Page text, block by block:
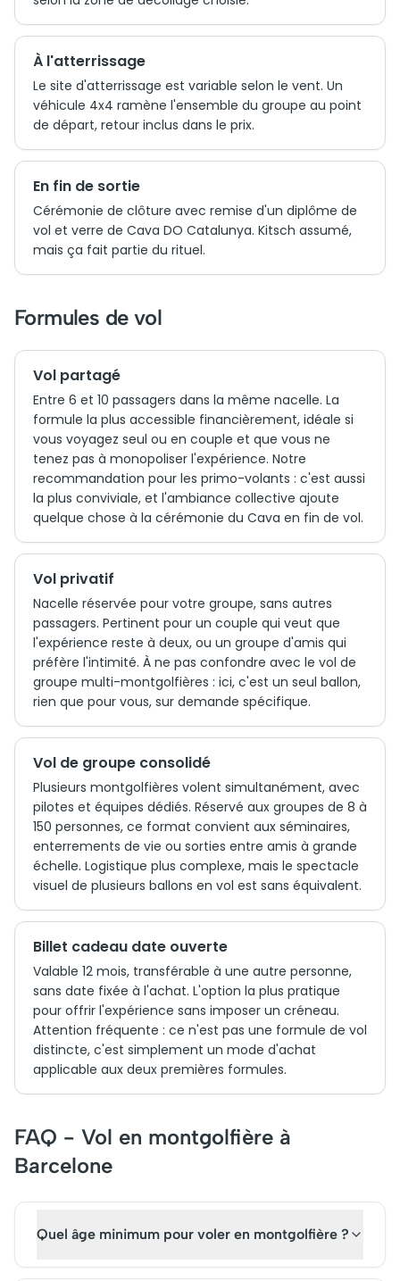
À l'atterrissage
Le site d'atterrissage est variable selon le vent. Un
véhicule 4x4 ramène l'ensemble du groupe au point
de départ, retour inclus dans le prix.
En fin de sortie
Cérémonie de clôture avec remise d'un diplôme de
vol et verre de Cava DO Catalunya. Kitsch assumé,
mais ça fait partie du rituel.
Formules de vol
Vol partagé
Entre 6 et 10 passagers dans la même nacelle. La
formule la plus accessible financièrement, idéale si
vous voyagez seul ou en couple et que vous ne
tenez pas à monopoliser l'expérience. Notre
recommandation pour les primo-volants : c'est aussi
la plus conviviale, et l'ambiance collective ajoute
quelque chose à la cérémonie du Cava en fin de vol.
Vol privatif
Nacelle réservée pour votre groupe, sans autres
passagers. Pertinent pour un couple qui veut que
l'expérience reste à deux, ou un groupe d'amis qui
préfère l'intimité. À ne pas confondre avec le vol de
groupe multi-montgolfières : ici, c'est un seul ballon,
rien que pour vous, sur demande spécifique.
Vol de groupe consolidé
Plusieurs montgolfières volent simultanément, avec
pilotes et équipes dédiés. Réservé aux groupes de 8 à
150 personnes, ce format convient aux séminaires,
enterrements de vie ou sorties entre amis à grande
échelle. Logistique plus complexe, mais le spectacle
visuel de plusieurs ballons en vol est sans équivalent.
Billet cadeau date ouverte
Valable 12 mois, transférable à une autre personne,
sans date fixée à l'achat. L'option la plus pratique
pour offrir l'expérience sans imposer un créneau.
Attention fréquente : ce n'est pas une formule de vol
distincte, c'est simplement un mode d'achat
applicable aux deux premières formules.
FAQ - Vol en montgolfière à
Barcelone
Quel âge minimum pour voler en montgolfière ?